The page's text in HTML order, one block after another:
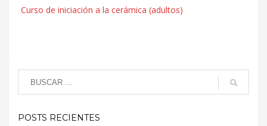
Curso de iniciación a la cerámica (adultos)
POSTS RECIENTES